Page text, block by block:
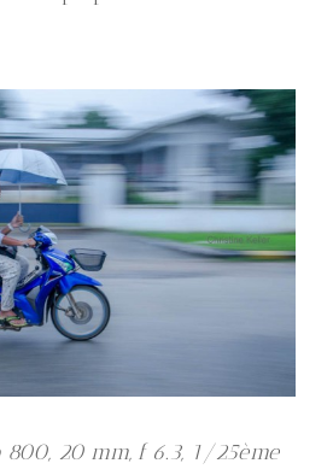
20 mm, f 6.3, 1/25ème